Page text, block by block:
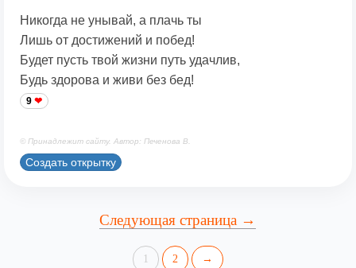
Никогда не унывай, а плачь ты
Лишь от достижений и побед!
Будет пусть твой жизни путь удачлив,
Будь здорова и живи без бед!
9
© Принадлежит сайту. Автор: Печенова В.
Создать открытку
Следующая страница →
1 2 →